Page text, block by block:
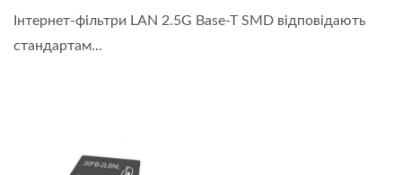
Інтернет-фільтри LAN 2.5G Base-T SMD відповідають
стандартам...